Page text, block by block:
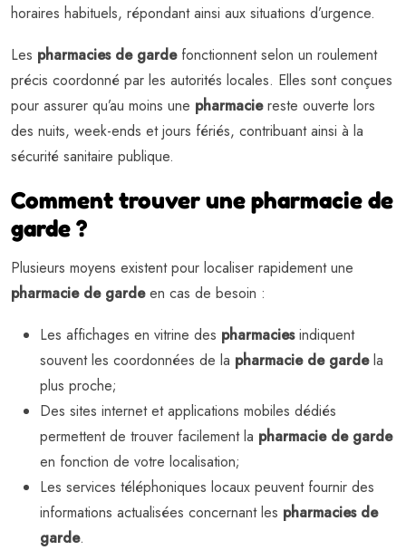
horaires habituels, répondant ainsi aux situations d’urgence.
Les pharmacies de gardefonctionnent selon un roulement
précis coordonné par les autorités locales. Elles sont conçues
pour assurer qu’au moins une pharmaciereste ouverte lors
des nuits, week-ends et jours fériés, contribuant ainsi à la
sécurité sanitaire publique.
Comment trouver une pharmacie de
garde ?
Plusieurs moyens existent pour localiser rapidement une
pharmacie de gardeen cas de besoin :
Les affichages en vitrine des pharmaciesindiquent
souvent les coordonnées de la pharmacie de gardela
plus proche;
Des sites internet et applications mobiles dédiés
permettent de trouver facilement la pharmacie de garde
en fonction de votre localisation;
Les services téléphoniques locaux peuvent fournir des
informations actualisées concernant les pharmacies de
garde.